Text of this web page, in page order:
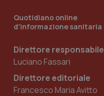
Quotidiano online
d'informazione sanitaria
Direttore responsabile
Luciano Fassari
Direttore editoriale
Francesco Maria Avitto